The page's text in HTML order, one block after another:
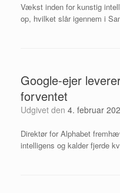
Vækst inden for kunstig
op, hvilket slår igennem i
Google-ejer
forventet
Udgivet den 4. februar
Direktør for Alphabet
intelligens og kalder fjerde